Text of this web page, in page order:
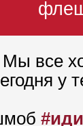
Мы все
у